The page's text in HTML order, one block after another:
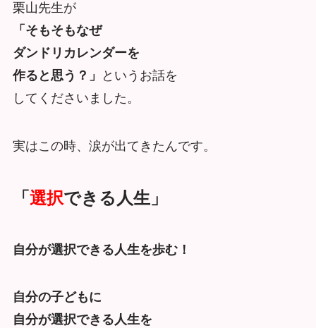
栗山先生が
「そもそもなぜ
ダンドリカレンダーを
作ると思う？」
というお話を
してくださいました。
実はこの時、涙が出てきたんです。
「選択できる人生」
自分が選択できる人生を歩む！
自分の子どもに
自分が選択できる人生を